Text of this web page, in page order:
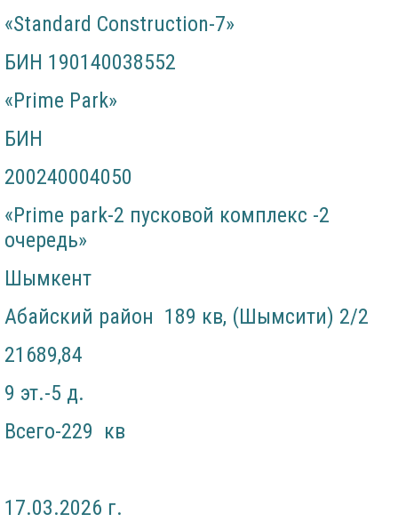
«Standard Construction-7»
БИН 190140038552
«Prime Park»
БИН
200240004050
«Prime park-2 пусковой комплекс -2
очередь»
Шымкент
Абайский район 189 кв, (Шымсити) 2/2
21689,84
9 эт.-5 д.
Всего-229 кв
17.03.2026 г.